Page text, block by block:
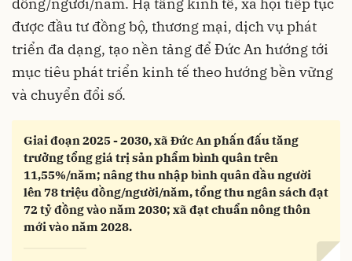
được đầu tư đồng bộ, thương mại, dịch vụ phát
triển đa dạng, tạo nền tảng để Đức An hướng tới
mục tiêu phát triển kinh tế theo hướng bền vững
và chuyển đổi số.
Giai đoạn 2025 - 2030, xã Đức An phấn đấu tăng
trưởng tổng giá trị sản phẩm bình quân trên
11,55%/năm; nâng thu nhập bình quân đầu người
lên 78 triệu đồng/người/năm, tổng thu ngân sách đạt
72 tỷ đồng vào năm 2030; xã đạt chuẩn nông thôn
mới vào năm 2028.